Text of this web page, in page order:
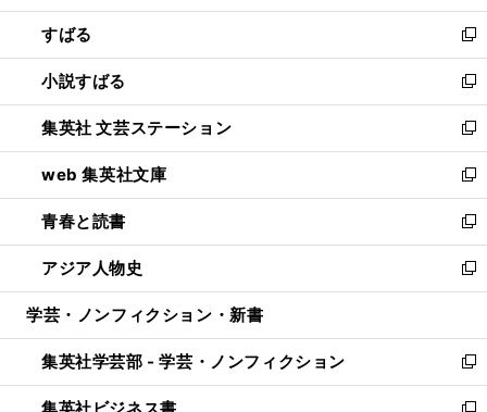
開
く
ウ
で
開
く
ン
ド
ウ
で
開
く
すばる
新
し
い
ウ
ィ
ン
ド
ウ
で
開
く
小説すばる
新
し
い
ウ
ィ
ン
ド
ウ
で
開
集英社 文芸ステーション
新
し
い
ウ
ィ
ン
ド
ウ
開
く
web 集英社文庫
新
し
い
ウ
ィ
ン
ウ
で
開
く
青春と読書
新
し
い
ウ
ン
ド
ウ
アジア人物史
新
し
ウ
ィ
ン
学芸・ノンフィクション・新書
集英社学芸部 - 学芸・ノンフィクション
新
し